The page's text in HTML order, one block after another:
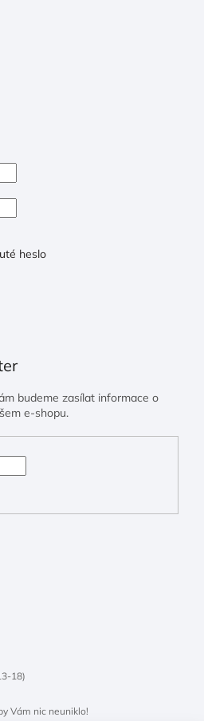
heslo
budeme zasílat informace o
e-shopu.
18)
Vám nic neuniklo!